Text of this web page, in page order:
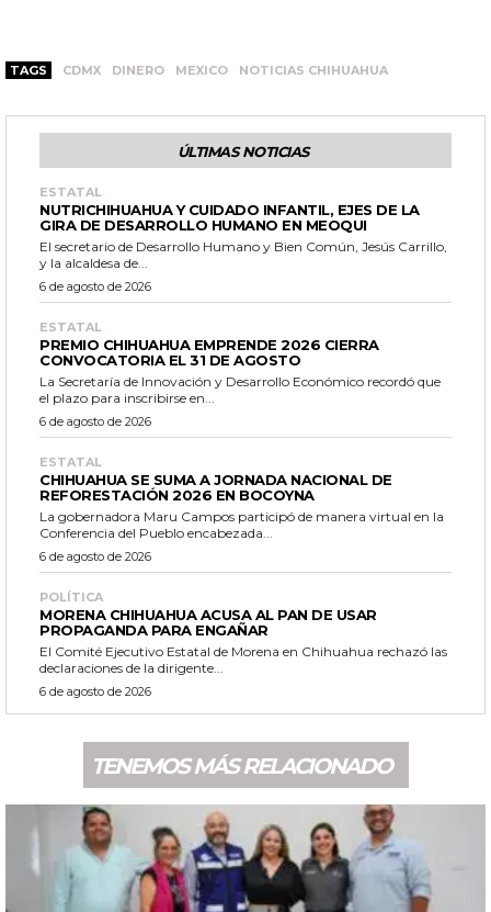
TAGS CDMX DINERO MEXICO NOTICIAS CHIHUAHUA
ÚLTIMAS NOTICIAS
ESTATAL
NUTRICHIHUAHUA Y CUIDADO INFANTIL, EJES DE LA
GIRA DE DESARROLLO HUMANO EN MEOQUI
El secretario de Desarrollo Humano y Bien Común, Jesús Carrillo,
y la alcaldesa de...
6 de agosto de 2026
ESTATAL
PREMIO CHIHUAHUA EMPRENDE 2026 CIERRA
CONVOCATORIA EL 31 DE AGOSTO
La Secretaría de Innovación y Desarrollo Económico recordó que
el plazo para inscribirse en...
6 de agosto de 2026
ESTATAL
CHIHUAHUA SE SUMA A JORNADA NACIONAL DE
REFORESTACIÓN 2026 EN BOCOYNA
La gobernadora Maru Campos participó de manera virtual en la
Conferencia del Pueblo encabezada...
6 de agosto de 2026
POLÍTICA
MORENA CHIHUAHUA ACUSA AL PAN DE USAR
PROPAGANDA PARA ENGAÑAR
El Comité Ejecutivo Estatal de Morena en Chihuahua rechazó las
declaraciones de la dirigente...
6 de agosto de 2026
TENEMOS MÁS RELACIONADO